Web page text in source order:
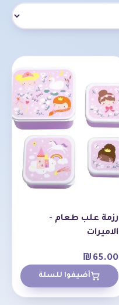
رزمة علب طعام -
الاميرات
₪ 65.00
أضيفوا للسلة